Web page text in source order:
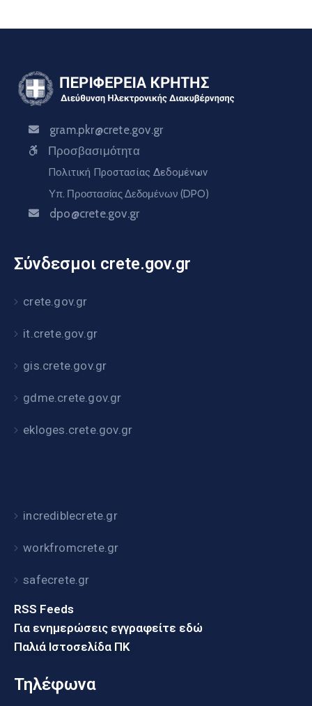
gram.pkr@crete.gov.gr
Προσβασιμότητα
Πολιτική Προστασίας Δεδομένων
Υπ. Προστασίας Δεδομένων (DPO)
dpo@crete.gov.gr
Σύνδεσμοι crete.gov.gr
crete.gov.gr
it.crete.gov.gr
gis.crete.gov.gr
gdme.crete.gov.gr
ekloges.crete.gov.gr
incrediblecrete.gr
workfromcrete.gr
safecrete.gr
RSS Feeds
Για ενημερώσεις εγγραφείτε εδώ
Παλιά Ιστοσελίδα ΠΚ
Τηλέφωνα